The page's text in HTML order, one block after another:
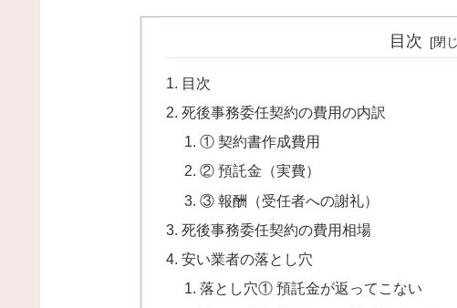
目次
目次
死後事務委任契約の費用の内訳
① 契約書作成費用
② 預託金（実費）
③ 報酬（受任者への謝礼）
死後事務委任契約の費用相場
安い業者の落とし穴
落とし穴① 預託金が返ってこない